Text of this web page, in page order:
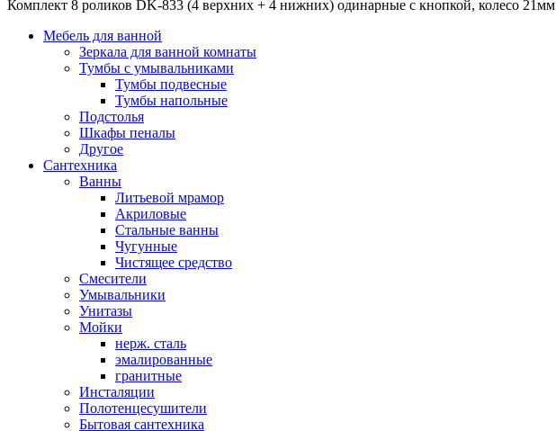
Комплект 8 роликов DK-833 (4 верхних + 4 нижних) одинарные с кнопкой, колесо 21мм
Мебель для ванной
Зеркала для ванной комнаты
Тумбы с умывальниками
Тумбы подвесные
Тумбы напольные
Подстолья
Шкафы пеналы
Другое
Сантехника
Ванны
Литьевой мрамор
Акриловые
Стальные ванны
Чугунные
Чистящее средство
Смесители
Умывальники
Унитазы
Мойки
нерж. сталь
эмалированные
гранитные
Инсталяции
Полотенцесушители
Бытовая сантехника